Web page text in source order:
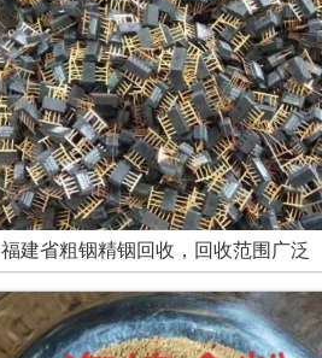
福建省粗铟精铟回收，回收范围广泛